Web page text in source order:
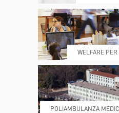
REFERTI
DONA ORA
WELFARE
POLIAMBULANZA